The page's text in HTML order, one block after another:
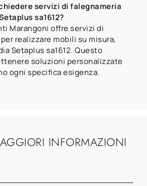
servizi di falegnameria
sa1612?
Marangoni offre servizi di
realizzare mobili su misura,
Setaplus sa1612. Questo
soluzioni personalizzate
ogni specifica esigenza.
INFORMAZIONI